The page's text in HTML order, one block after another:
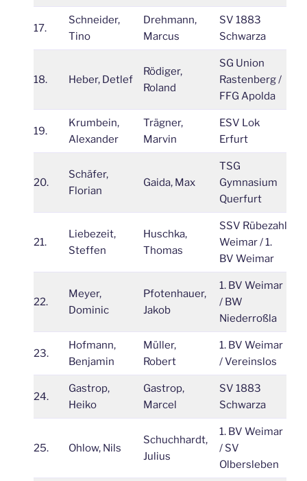
17.
Schneider,
Tino
Drehmann,
Marcus
SV 1883
Schwarza
18. Heber, Detlef
Rödiger,
Roland
SG Union
Rastenberg /
FFG Apolda
19.
Krumbein,
Alexander
Trägner,
Marvin
ESV Lok
Erfurt
20.
Schäfer,
Florian
Gaida, Max
TSG
Gymnasium
Querfurt
21.
Liebezeit,
Steffen
Huschka,
Thomas
SSV Rübezahl
Weimar / 1.
BV Weimar
22.
Meyer,
Dominic
Pfotenhauer,
Jakob
1. BV Weimar
/ BW
Niederroßla
23.
Hofmann,
Benjamin
Müller,
Robert
1. BV Weimar
/ Vereinslos
24.
Gastrop,
Heiko
Gastrop,
Marcel
SV 1883
Schwarza
25. Ohlow, Nils
Schuchhardt,
Julius
1. BV Weimar
/ SV
Olbersleben